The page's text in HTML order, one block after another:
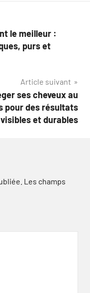
le meilleur :
purs et
Article suivant
ses cheveux au
pour des résultats
visibles et durables
Les champs